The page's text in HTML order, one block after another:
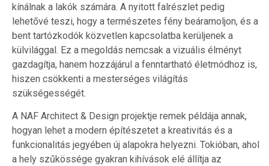
kínálnak a lakók számára. A nyitott falrészlet pedig
lehetővé teszi, hogy a természetes fény beáramoljon, és a
bent tartózkodók közvetlen kapcsolatba kerüljenek a
külvilággal. Ez a megoldás nemcsak a vizuális élményt
gazdagítja, hanem hozzájárul a fenntartható életmódhoz is,
hiszen csökkenti a mesterséges világítás
szükségességét.
A NAF Architect & Design projektje remek példája annak,
hogyan lehet a modern építészetet a kreativitás és a
funkcionalitás jegyében új alapokra helyezni. Tokióban, ahol
a hely szűkössége gyakran kihívások elé állítja az